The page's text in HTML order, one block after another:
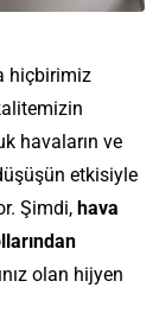
hiçbirimiz
havaların ve
etkisiyle
Şimdi, hava
olan hijyen